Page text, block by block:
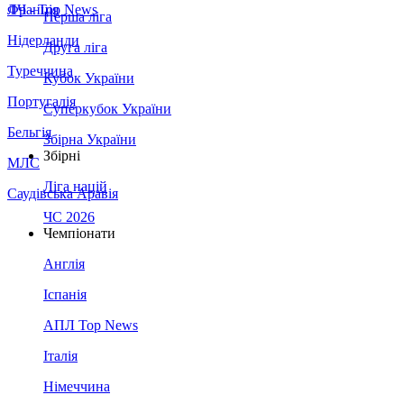
Франція
Нідерланди
Туреччина
Португалія
Бельгія
МЛС
Саудівська Аравія
ЛЧ - Top News
Перша ліга
Друга ліга
Кубок України
Суперкубок України
Збірна України
Збірні
Ліга націй
ЧС 2026
Чемпіонати
Англія
Іспанія
АПЛ Top News
Італія
Німеччина